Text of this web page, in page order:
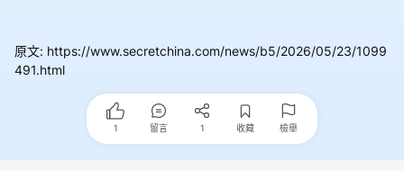
原文: https://www.secretchina.com/news/b5/2026/05/23/1099
491.html
1 留言 1 收藏 檢舉